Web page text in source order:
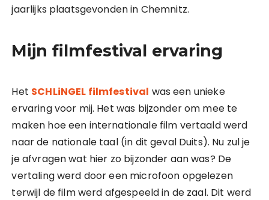
jaarlijks plaatsgevonden in Chemnitz.
Mijn filmfestival ervaring
Het SCHLiNGEL filmfestival was een unieke
ervaring voor mij. Het was bijzonder om mee te
maken hoe een internationale film vertaald werd
naar de nationale taal (in dit geval Duits). Nu zul je
je afvragen wat hier zo bijzonder aan was? De
vertaling werd door een microfoon opgelezen
terwijl de film werd afgespeeld in de zaal. Dit werd